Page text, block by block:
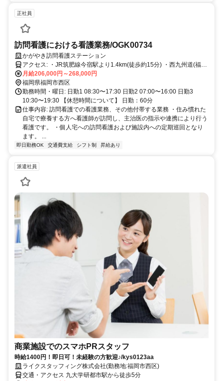
正社員
訪問看護における看護業務/OGK00734
かがやき訪問看護ステーション
アクセス: ・JR筑肥線今宿駅より1.4km(徒歩約15分) ・西九州道(福岡
前原道路) 今宿ICより1km
月給206,000円～268,000円
福岡県福岡市西区
勤務時間・曜日: 日勤1 08:30〜17:30 日勤2 07:00〜16:00 日勤3
10:30〜19:30 【休憩時間について】 日勤：60分
仕事内容: 訪問看護での看護業務、その他付帯する業務 ・住み慣れた
自宅で療養する方へ看護師が訪問し、主治医の指示や連携により行う
看護です。 ・個人宅への訪問看護および施設内への定期巡回となり
ます。 ...
即日勤務OK 交通費支給 シフト制 昇給あり
派遣社員
商業施設でのスマホPRスタッフ
時給1400円！即日可！未経験の方歓迎♪/kys0123aa
ライクスタッフィング株式会社(勤務地:福岡市西区)
交通・アクセス 九大学研都市駅から徒歩5分